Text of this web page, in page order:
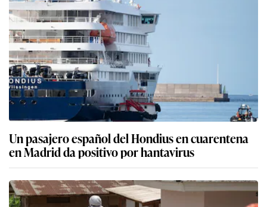
Un pasajero español del Hondius en cuarentena
en Madrid da positivo por hantavirus